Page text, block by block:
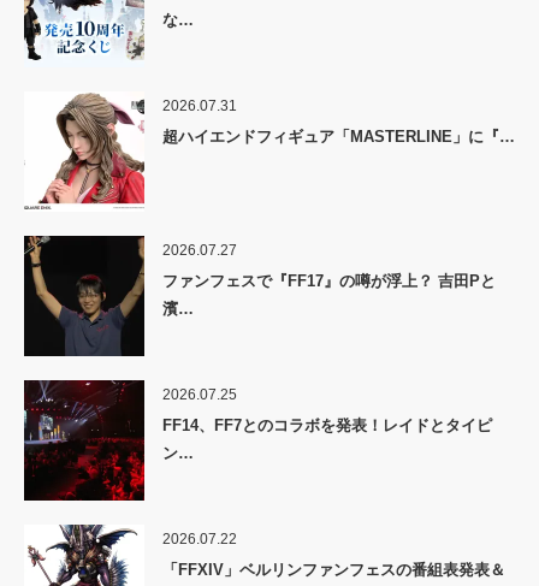
な…
2026.07.31
超ハイエンドフィギュア「MASTERLINE」に『…
2026.07.27
ファンフェスで『FF17』の噂が浮上？ 吉田Pと
濱…
2026.07.25
FF14、FF7とのコラボを発表！レイドとタイピ
ン…
2026.07.22
「FFXIV」ベルリンファンフェスの番組表発表＆